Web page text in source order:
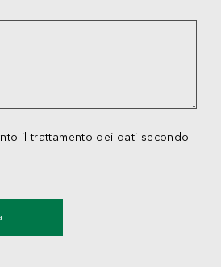
il trattamento dei dati secondo